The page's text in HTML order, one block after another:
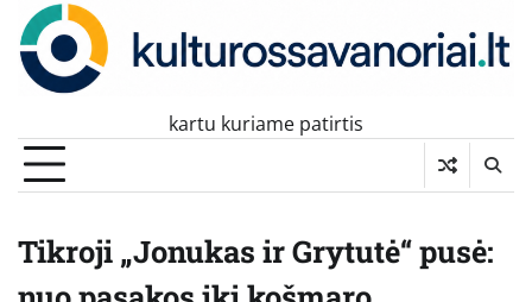
Skip
content
kartu kuriame patirtis
Tikroji „Jonukas ir Grytutė“ pusė: